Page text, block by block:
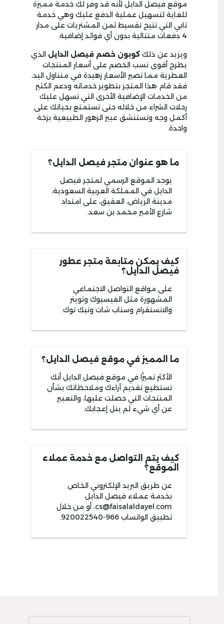
موقع فيصل الدايل لأنه قد وفر لك خدمة مميزة
للغاية لتسهيل عملية الدفع عليك وهي خدمة
تابي التي تتيح تقسيط ثمن المشتريات على مدار
4 دفعات متتالية بدون أي فوائد إضافية.
ويزيد عن ذلك كوبون خصم فيصل الدايل الذي
يطرح أقوى نسب الخصم على أسعار المنتجات
العطرية مما تصير الأسعار زهيدة في متناول اليد،
فقد قام هذا المتجر بتطوير خدماته ودعم الكثير
من الخدمات الإضافية الأخرى التي تسهل عليك
رحلات الشراء من خلاله حتى تستمتع بحياتك على
أكمل وجه وتستنشق عبير الزهور الطبيعية بزخة
واحدة.
ما هو عنوان متجر فيصل الدايل؟
يوجد الموقع الرسمي لمتجر فيصل
الدايل في المملكة العربية السعودية،
مدينة الرياض، العقيق، على امتداد
شارع الأمير محمد بن سعد.
كيف يمكن متابعة متجر عطور
فيصل الدايل؟
على مواقع التواصل الاجتماعي
المشهورة مثل الفيسبوك وتويتر
والانستقرام وسناب شات وتيك توك.
ما المميز في موقع فيصل الدايل؟
الأكثر تميزًا في موقع فيصل الدايل أنك
تستطيع تقديم آراءك وملاحظاتك بشأن
المنتجات التي حصلت عليها، والتعبير
عن أي شيء لم ينل إعجابك.
كيف يتم التواصل مع خدمة عملاء
الموقع؟
عن طريق البريد الإلكتروني الخاص
بخدمة عملاء فيصل الدايل
cs@faisalaldayel.com، أو من خلال
تطبيق الواتساب 966-920022540.